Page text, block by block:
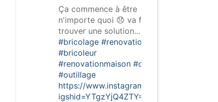
Ça commence à être
n'importe quoi 😞 va falloir
trouver une solution...
#bricolage #renovation
#bricoleur
#renovationmaison #outils
#outillage
https://www.instagram.com/p/
igshid=YTgzYjQ4ZTY=